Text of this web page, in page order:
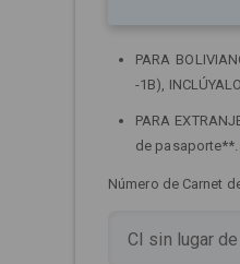
PARA
-1B),
PARA
de pasaporte**.
Número de Carnet